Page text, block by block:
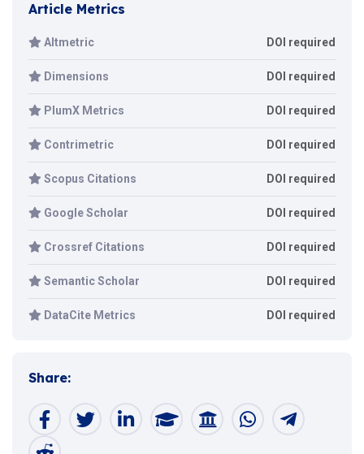
Article Metrics
Altmetric DOI required
Dimensions DOI required
PlumX Metrics DOI required
Contrimetric DOI required
Scopus Citations DOI required
Google Scholar DOI required
Crossref Citations DOI required
Semantic Scholar DOI required
DataCite Metrics DOI required
Share: